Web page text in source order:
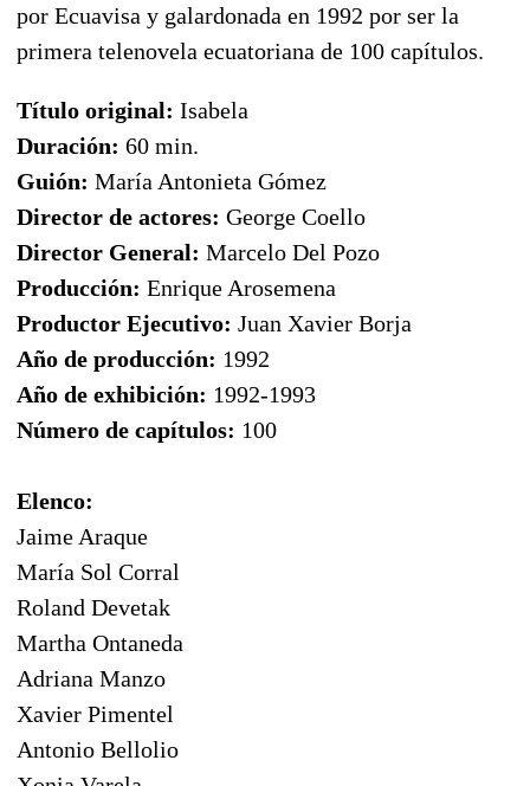
por Ecuavisa y galardonada en 1992 por ser la
primera telenovela ecuatoriana de 100 capítulos.
Título original: Isabela
Duración: 60 min.
Guión: María Antonieta Gómez
Director de actores: George Coello
Director General: Marcelo Del Pozo
Producción: Enrique Arosemena
Productor Ejecutivo: Juan Xavier Borja
Año de producción: 1992
Año de exhibición: 1992-1993
Número de capítulos: 100
Elenco:
Jaime Araque
María Sol Corral
Roland Devetak
Martha Ontaneda
Adriana Manzo
Xavier Pimentel
Antonio Bellolio